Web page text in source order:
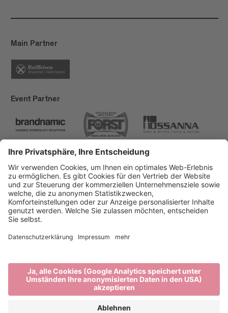
Main Partner
Event Partner
Brixen Tourismus
Privacy
Impressum
Förderungen
produced by